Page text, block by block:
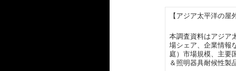
【アジア太平洋の
本調査資料はアジア
場シェア、企業情報
庭）市場規模、主要
＆照明器具耐候性製